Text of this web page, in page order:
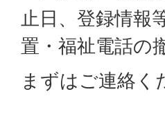
止日、登録情報
置・福祉電話の
まずはご連絡く